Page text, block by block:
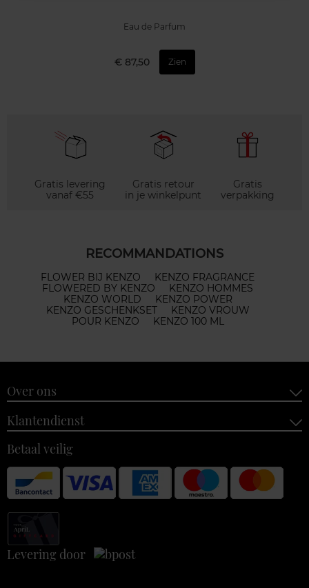
Eau de Parfum
€ 87,50 Zien
Gratis levering
vanaf €55
Gratis retour
in je winkelpunt
Gratis
verpakking
RECOMMANDATIONS
FLOWER BIJ KENZO
KENZO FRAGRANCE
FLOWERED BY KENZO
KENZO HOMMES
KENZO WORLD
KENZO POWER
KENZO GESCHENKSET
KENZO VROUW
POUR KENZO
KENZO 100 ML
Over ons
Klantendienst
Betaal veilig
Levering door